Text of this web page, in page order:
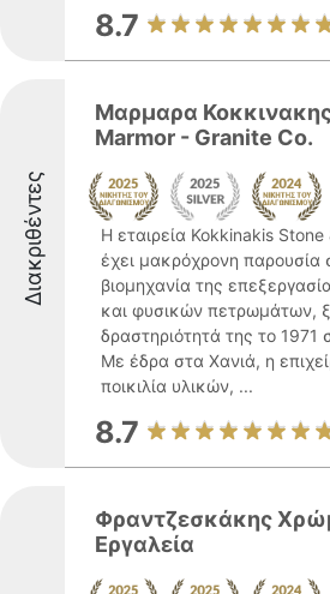
8.7
Διακριθέντες
Μαρμαρα
Marmor - Granite Co.
Η εταιρεία Kokkinakis Stone
έχει μακρόχρονη παρουσία
βιομηχανία της
και φυσικών πετρωμάτων,
δραστηριότητά της το 1971
Με έδρα στα Χανιά, η
ποικιλία υλικών, ...
8.7
Φραντζεσκάκης
Εργαλεία